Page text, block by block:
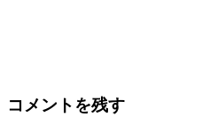
コメントを残す